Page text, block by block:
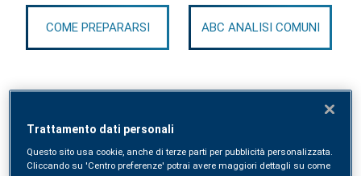
COME PREPARARSI ABC ANALISI COMUNI
VADEMECUM COMPLETO ANALISI
Trattamento dati personali
Questo sito usa cookie, anche di terze parti per pubblicità personalizzata.
Cliccando su 'Centro preferenze' potrai avere maggiori dettagli su come